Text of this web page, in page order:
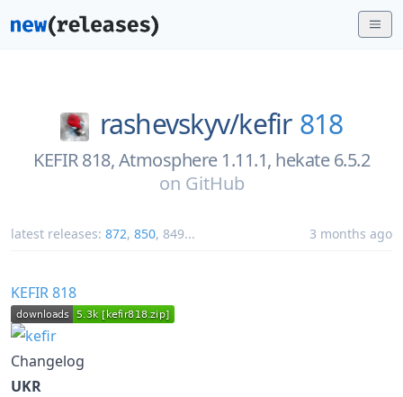
rashevskyv/kefir 818
KEFIR 818, Atmosphere 1.11.1, hekate 6.5.2
on GitHub
latest releases: 872, 850, 849... 3 months ago
KEFIR 818
Changelog
UKR